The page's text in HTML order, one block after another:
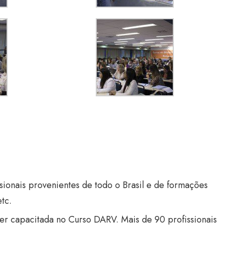
provenientes de todo o Brasil e de formações
capacitada no Curso DARV. Mais de 90 profissionais